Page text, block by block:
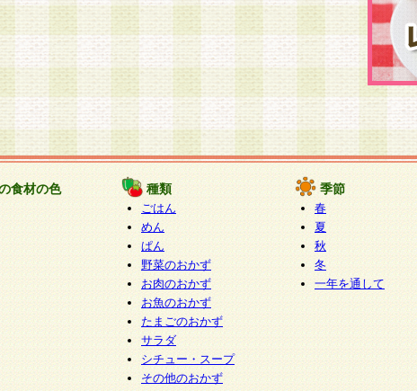
食材の色 種類
ごはん
めん
ぱん
野菜のおかず
お肉のおかず
お魚のおかず
たまごのおかず
サラダ
シチュー・スープ
その他のおかず
季節
春
夏
秋
冬
一年を通して